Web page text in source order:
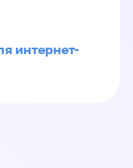
интернет-